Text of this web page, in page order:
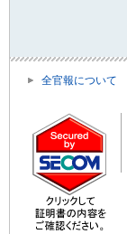
全官報について